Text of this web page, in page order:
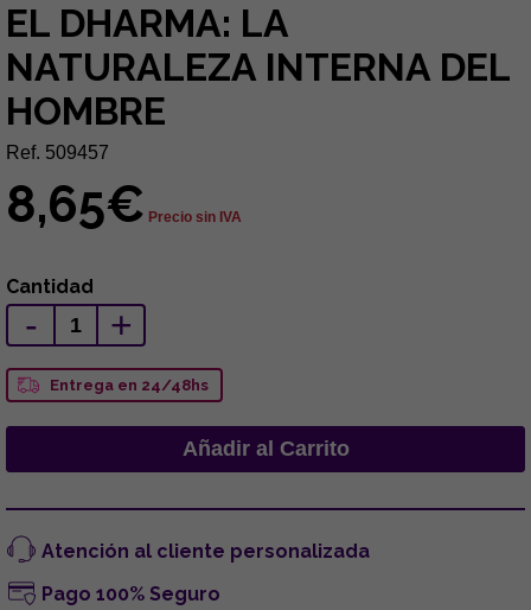
EL DHARMA: LA
NATURALEZA INTERNA DEL
HOMBRE
Ref. 509457
8,65€ Precio sin IVA
Cantidad
- +
Entrega en 24/48hs
Atención al cliente personalizada
Pago 100% Seguro